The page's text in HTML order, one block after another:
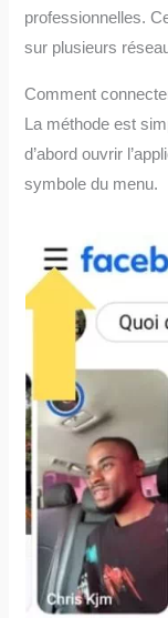
professionnelles.
sur plusieurs
Comment
La méthode est
d’abord ouvrir
symbole du menu.